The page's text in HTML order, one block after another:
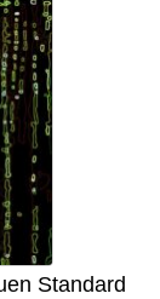
Standard